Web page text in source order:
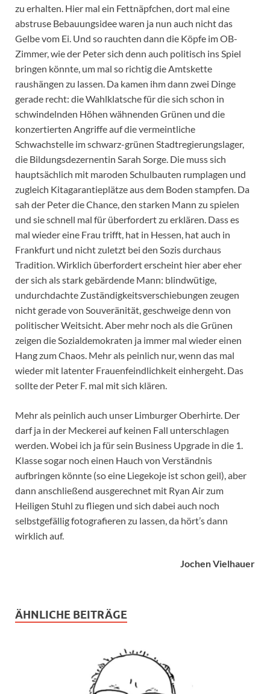
zu erhalten. Hier mal ein Fettnäpfchen, dort mal eine
abstruse Bebauungsidee waren ja nun auch nicht das
Gelbe vom Ei. Und so rauchten dann die Köpfe im OB-
Zimmer, wie der Peter sich denn auch politisch ins Spiel
bringen könnte, um mal so richtig die Amtskette
raushängen zu lassen. Da kamen ihm dann zwei Dinge
gerade recht: die Wahlklatsche für die sich schon in
schwindelnden Höhen wähnenden Grünen und die
konzertierten Angriffe auf die vermeintliche
Schwachstelle im schwarz-grünen Stadtregierungslager,
die Bildungsdezernentin Sarah Sorge. Die muss sich
hauptsächlich mit maroden Schulbauten rumplagen und
zugleich Kitagarantieplätze aus dem Boden stampfen. Da
sah der Peter die Chance, den starken Mann zu spielen
und sie schnell mal für überfordert zu erklären. Dass es
mal wieder eine Frau trifft, hat in Hessen, hat auch in
Frankfurt und nicht zuletzt bei den Sozis durchaus
Tradition. Wirklich überfordert erscheint hier aber eher
der sich als stark gebärdende Mann: blindwütige,
undurchdachte Zuständigkeitsverschiebungen zeugen
nicht gerade von Souveränität, geschweige denn von
politischer Weitsicht. Aber mehr noch als die Grünen
zeigen die Sozialdemokraten ja immer mal wieder einen
Hang zum Chaos. Mehr als peinlich nur, wenn das mal
wieder mit latenter Frauenfeindlichkeit einhergeht. Das
sollte der Peter F. mal mit sich klären.
Mehr als peinlich auch unser Limburger Oberhirte. Der
darf ja in der Meckerei auf keinen Fall unterschlagen
werden. Wobei ich ja für sein Business Upgrade in die 1.
Klasse sogar noch einen Hauch von Verständnis
aufbringen könnte (so eine Liegekoje ist schon geil), aber
dann anschließend ausgerechnet mit Ryan Air zum
Heiligen Stuhl zu fliegen und sich dabei auch noch
selbstgefällig fotografieren zu lassen, da hört’s dann
wirklich auf.
Jochen Vielhauer
ÄHNLICHE BEITRÄGE